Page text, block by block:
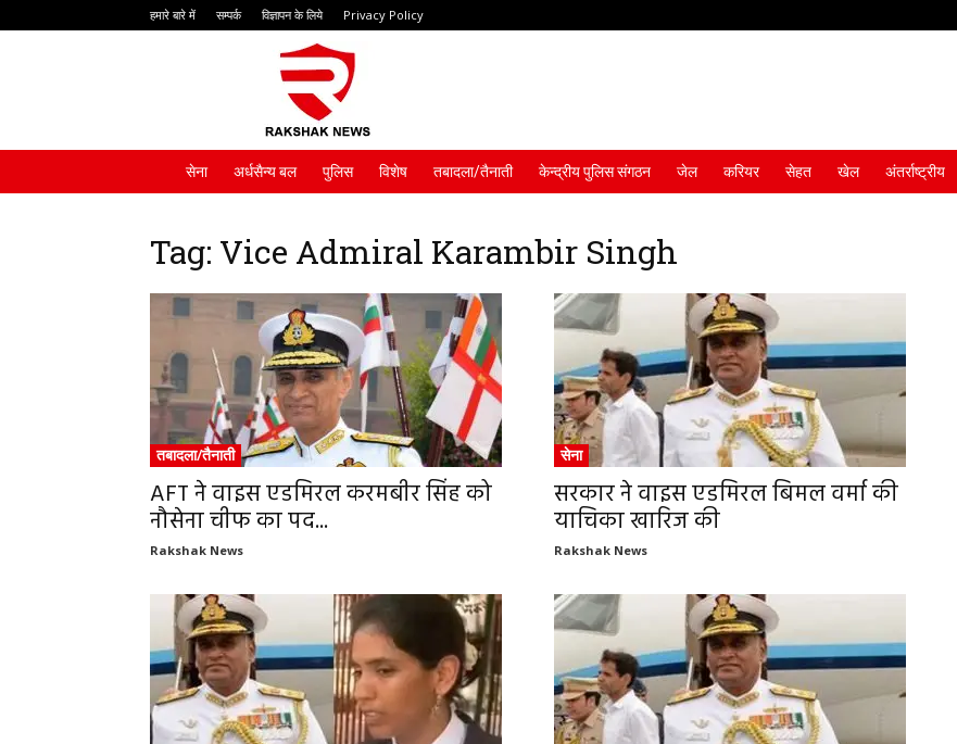
हमारे बारे में सम्पर्क विज्ञापन के लिये Privacy Policy
सेना अर्धसैन्य बल पुलिस विशेष तबादला/तैनाती केन्द्रीय पुलिस संगठन जेल करियर सेहत खेल अंतर्राष्ट्रीय
Tag: Vice Admiral Karambir Singh
तबादला/तैनाती
AFT ने वाइस एडमिरल करमबीर सिंह को
नौसेना चीफ का पद...
Rakshak News
सेना
सरकार ने वाइस एडमिरल बिमल वर्मा की
याचिका खारिज की
Rakshak News